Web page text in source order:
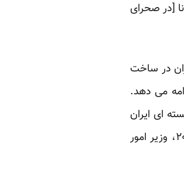
[در صحرای
در ساخت
می دهد.
ای ایران
گاهی اوقات مورد حمله های هدفمند قرار می گیرند. پس از ترور مسعود علیمحمدی، دانشمند ایرانی، در ژانویه ۲۰۱۰، وزیر امور